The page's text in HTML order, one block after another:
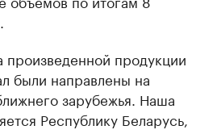
продукции
были направлены на
зарубежья. Наша
Республику Беларусь,